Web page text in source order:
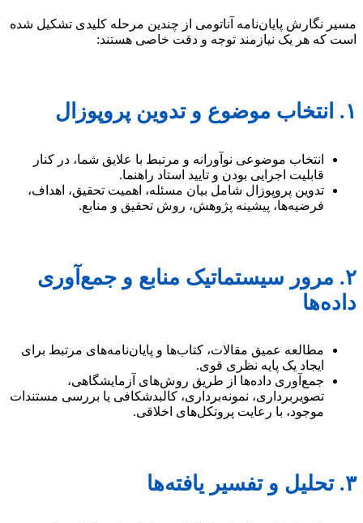
مسیر نگارش پایان‌نامه آناتومی از چندین مرحله کلیدی تشکیل شده
است که هر یک نیازمند توجه و دقت خاصی هستند:
۱. انتخاب موضوع و تدوین پروپوزال
انتخاب موضوعی نوآورانه و مرتبط با علایق شما، در کنار
قابلیت اجرایی بودن و تایید استاد راهنما.
تدوین پروپوزال شامل بیان مسئله، اهمیت تحقیق، اهداف،
فرضیه‌ها، پیشینه پژوهش، روش تحقیق و منابع.
۲. مرور سیستماتیک منابع و جمع‌آوری
داده‌ها
مطالعه عمیق مقالات، کتاب‌ها و پایان‌نامه‌های مرتبط برای
ایجاد یک پایه نظری قوی.
جمع‌آوری داده‌ها از طریق روش‌های آزمایشگاهی،
تصویربرداری، نمونه‌برداری، کالبدشکافی یا بررسی مستندات
موجود، با رعایت پروتکل‌های اخلاقی.
۳. تحلیل و تفسیر یافته‌ها